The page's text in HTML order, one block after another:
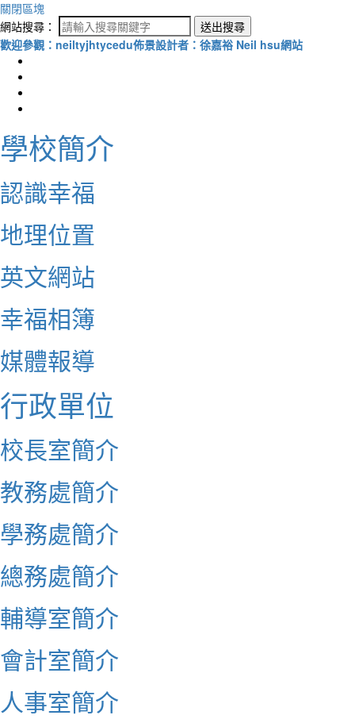
關閉區塊
網站搜尋：
送出搜尋
歡迎參觀：neiltyjhtycedu佈景設計者：徐嘉裕 Neil hsu網站
學校簡介
認識幸福
地理位置
英文網站
幸福相簿
媒體報導
行政單位
校長室簡介
教務處簡介
學務處簡介
總務處簡介
輔導室簡介
會計室簡介
人事室簡介